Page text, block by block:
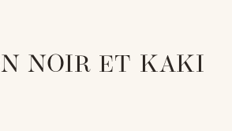
NOIR ET KAKI